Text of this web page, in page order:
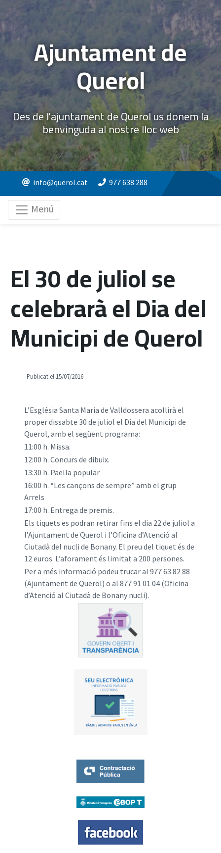
Ajuntament de
Querol
Des de l'ajuntament de Querol us donem la
benvinguda al nostre lloc web
info@querol.cat 977 638 288
Menú
El 30 de juliol se
celebrarà el Dia del
Municipi de Querol
Publicat el 15/07/2016
L’Església Santa Maria de Valldossera acollirà el
proper dissabte 30 de juliol el Dia del Municipi de
Querol, amb el següent programa:
11:00 h. Missa.
12:00 h. Concurs de dibuix.
13:30 h. Paella popular
16:00 h. “Les cançons de sempre” amb el grup
Arrels
17:00 h. Entrega de premis.
Els tiquets es podran retirar fins el dia 22 de juliol a
l’Ajuntament de Querol i l’Oficina d’Atenció al
Ciutadà del nucli de Bonany. El preu del tiquet és de
12 euros. L’aforament és limitat a 200 persones.
Per a més informació podeu trucar al 977 63 82 88
(Ajuntament de Querol) o al 877 91 01 04 (Oficina
d’Atenció al Ciutadà de Bonany nucli).